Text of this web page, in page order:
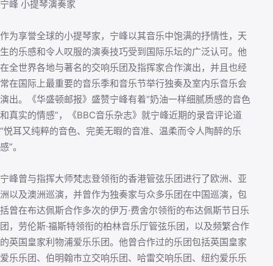
宁峰 小提琴演奏家
作为享誉全球的小提琴家，宁峰以其音乐中饱满的抒情性，天
生的乐感和令人叹服的演奏技巧受到国际乐坛的广泛认可。他
在全世界各地与著名的交响乐团及指挥家合作演出，并且也经
常在国际上最重要的音乐季和音乐节举行独奏及室内乐音乐会
演出。《华盛顿邮报》盛赞宁峰有着“奶油一样细腻质感的音色
和真实的情感”，《BBC音乐杂志》就宁峰近期的录音评论道
“悦耳又纯粹的音色、完美无暇的音准、温柔而令人陶醉的乐
感”。
宁峰曾与指挥大师梵志登领衔的香港管弦乐团进行了欧洲、亚
洲以及澳洲巡演，并曾作为独奏家与众多乐团在中国巡演，包
括曾在布达佩斯合作多次的伊万·费舍尔领衔的布达佩斯节日乐
团，劳伦斯·福斯特领衔的柏林音乐厅管弦乐团，以及频繁合作
的英国皇家利物浦爱乐乐团。他曾合作过的乐团包括英国皇家
爱乐乐团、伯明翰市立交响乐团、哈雷交响乐团、纽约爱乐乐